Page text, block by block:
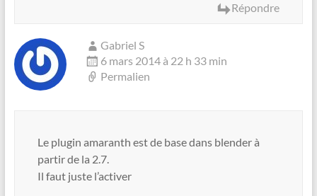
Répondre
Gabriel S
6 mars 2014 à 22 h 33 min
Permalien
Le plugin amaranth est de base dans blender à
partir de la 2.7.
Il faut juste l’activer